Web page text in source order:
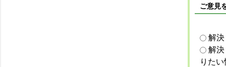
ご意見
解
解
りた